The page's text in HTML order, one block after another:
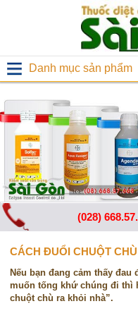
Danh mục sản phẩm
(028)
CÁCH ĐUỔI CHUỘT
Nếu bạn đang cảm thấy
muốn tống khứ chúng đi thì
chuột chù ra khỏi nhà”.